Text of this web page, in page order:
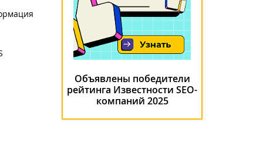
Объявлены победители
рейтинга Известности SEO-
компаний 2025